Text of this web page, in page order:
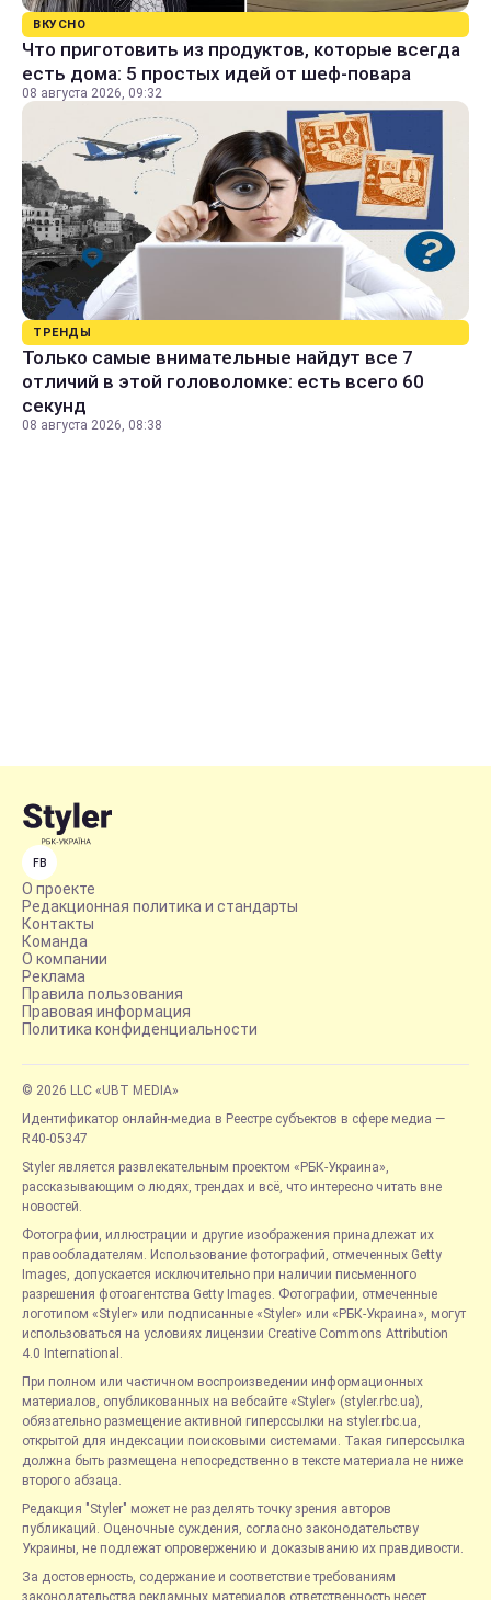
ВКУСНО
Что приготовить из продуктов, которые всегда
есть дома: 5 простых идей от шеф-повара
08 августа 2026, 09:32
ТРЕНДЫ
Только самые внимательные найдут все 7
отличий в этой головоломке: есть всего 60
секунд
08 августа 2026, 08:38
FB
О проекте
Редакционная политика и стандарты
Контакты
Команда
О компании
Реклама
Правила пользования
Правовая информация
Политика конфиденциальности
© 2026 LLC «UBT MEDIA»
Идентификатор онлайн-медиа в Реестре субъектов в сфере медиа —
R40-05347
Styler является развлекательным проектом «РБК-Украина»,
рассказывающим о людях, трендах и всё, что интересно читать вне
новостей.
Фотографии, иллюстрации и другие изображения принадлежат их
правообладателям. Использование фотографий, отмеченных Getty
Images, допускается исключительно при наличии письменного
разрешения фотоагентства Getty Images. Фотографии, отмеченные
логотипом «Styler» или подписанные «Styler» или «РБК-Украина», могут
использоваться на условиях лицензии Creative Commons Attribution
4.0 International.
При полном или частичном воспроизведении информационных
материалов, опубликованных на вебсайте «Styler» (styler.rbc.ua),
обязательно размещение активной гиперссылки на styler.rbc.ua,
открытой для индексации поисковыми системами. Такая гиперссылка
должна быть размещена непосредственно в тексте материала не ниже
второго абзаца.
Редакция "Styler" может не разделять точку зрения авторов
публикаций. Оценочные суждения, согласно законодательству
Украины, не подлежат опровержению и доказыванию их правдивости.
За достоверность, содержание и соответствие требованиям